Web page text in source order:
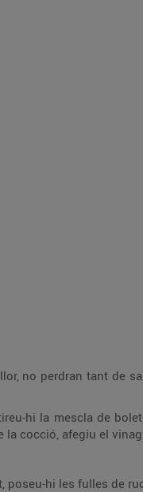
no perdran tant de
hi la mescla de
cocció, afegiu el
poseu-hi les fulles de